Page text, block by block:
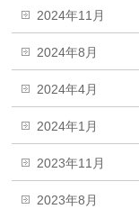
2024年11月
2024年8月
2024年4月
2024年1月
2023年11月
2023年8月